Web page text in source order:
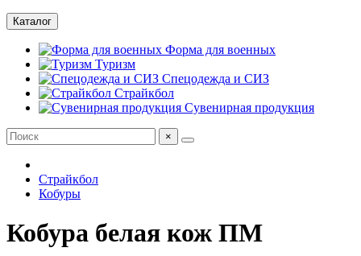
Каталог
Форма для военных
Туризм
Спецодежда и СИЗ
Страйкбол
Сувенирная продукция
×
Страйкбол
Кобуры
Кобура белая кож ПМ